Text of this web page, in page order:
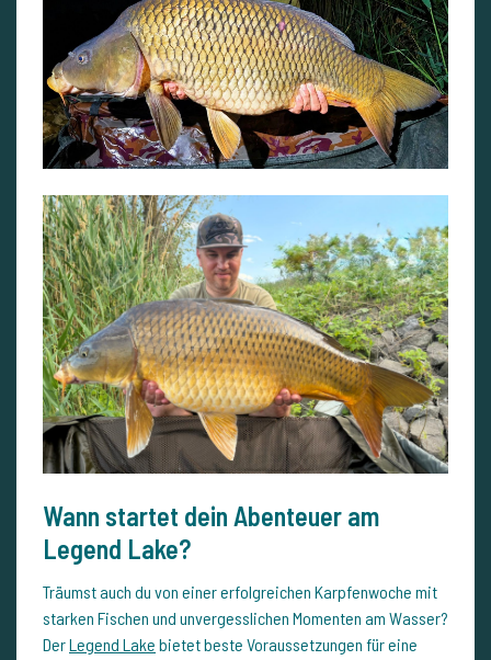
Wann startet dein Abenteuer am
Legend Lake?
Träumst auch du von einer erfolgreichen Karpfenwoche mit
starken Fischen und unvergesslichen Momenten am Wasser?
DerLegend Lake bietet beste Voraussetzungen für eine